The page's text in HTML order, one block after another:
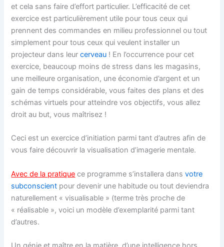
et cela sans faire d’effort particulier. L’efficacité de cet
exercice est particulièrement utile pour tous ceux qui
prennent des commandes en milieu professionnel ou tout
simplement pour tous ceux qui veulent installer un
projecteur dans leurcerveau ! En l’occurrence pour cet
exercice, beaucoup moins de stress dans les magasins,
une meilleure organisation, une économie d’argent et un
gain de temps considérable, vous faites des plans et des
schémas virtuels pour atteindre vos objectifs, vous allez
droit au but, vous maîtrisez !
Ceci est un exercice d’initiation parmi tant d’autres afin de
vous faire découvrir la visualisation d’imagerie mentale.
Avec de la pratique ce programme s’installera dansvotre
subconscient pour devenir une habitude ou tout deviendra
naturellement « visualisable » (terme très proche de
« réalisable », voici un modèle d’exemplarité parmi tant
d’autres.